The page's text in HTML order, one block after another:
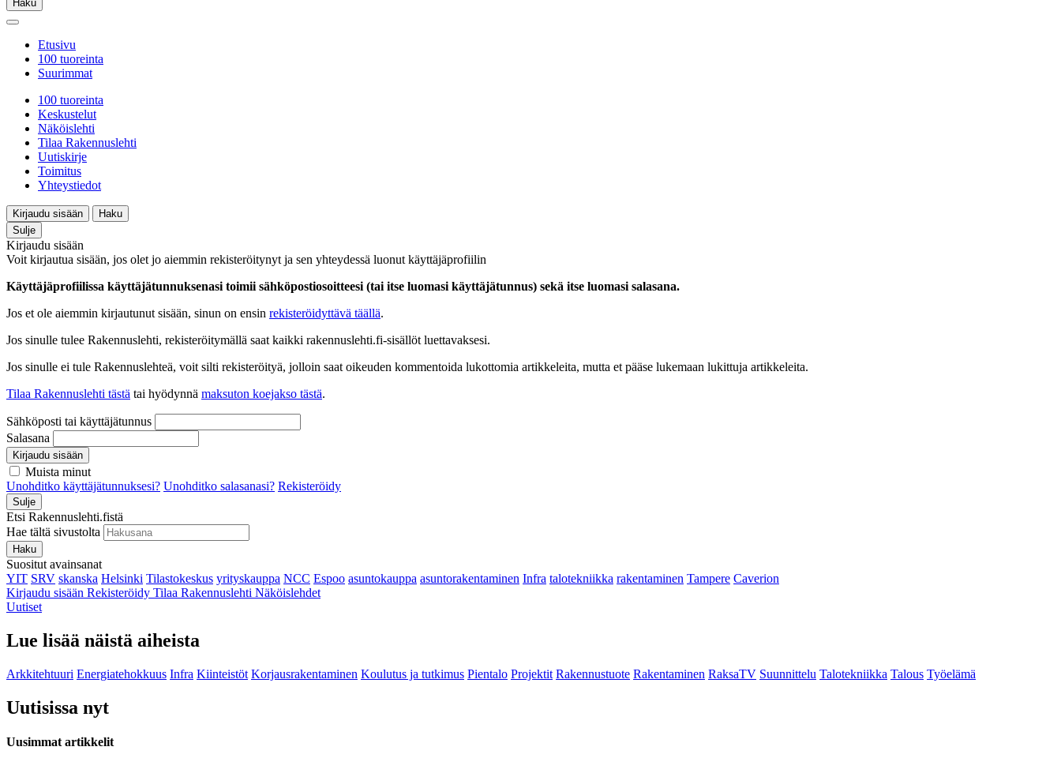
Haku
Etusivu
100 tuoreinta
Suurimmat
100 tuoreinta
Keskustelut
Näköislehti
Tilaa Rakennuslehti
Uutiskirje
Toimitus
Yhteystiedot
Kirjaudu sisään
Haku
Sulje
Kirjaudu sisään
Voit kirjautua sisään, jos olet jo aiemmin rekisteröitynyt ja sen yhteydessä luonut käyttäjäprofiilin
Käyttäjäprofiilissa käyttäjätunnuksenasi toimii sähköpostiosoitteesi (tai itse luomasi käyttäjätunnus) sekä itse luomasi salasana.
Jos et ole aiemmin kirjautunut sisään, sinun on ensin rekisteröidyttävä täällä.
Jos sinulle tulee Rakennuslehti, rekisteröitymällä saat kaikki rakennuslehti.fi-sisällöt luettavaksesi.
Jos sinulle ei tule Rakennuslehteä, voit silti rekisteröityä, jolloin saat oikeuden kommentoida lukottomia artikkeleita, mutta et pääse lukemaan lukittuja artikkeleita.
Tilaa Rakennuslehti tästä tai hyödynnä maksuton koejakso tästä.
Sähköposti tai käyttäjätunnus
Salasana
Kirjaudu sisään
Muista minut
Unohditko käyttäjätunnuksesi? Unohditko salasanasi? Rekisteröidy
Sulje
Etsi Rakennuslehti.fistä
Hae tältä sivustolta
Haku
Suositut avainsanat
YIT SRV skanska Helsinki Tilastokeskus yrityskauppa NCC Espoo asuntokauppa asuntorakentaminen Infra talotekniikka rakentaminen Tampere Caverion
Kirjaudu sisään Rekisteröidy Tilaa Rakennuslehti Näköislehdet
Uutiset
Lue lisää näistä aiheista
Arkkitehtuuri Energiatehokkuus Infra Kiinteistöt Korjausrakentaminen Koulutus ja tutkimus Pientalo Projektit Rakennustuote Rakentaminen RaksaTV Suunnittelu Talotekniikka Talous Työelämä
Uutisissa nyt
Uusimmat artikkelit